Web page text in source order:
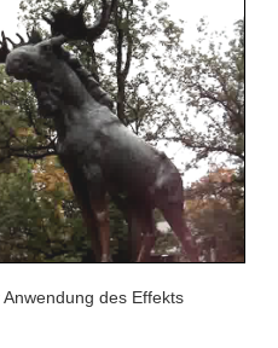
Anwendung des Effekts